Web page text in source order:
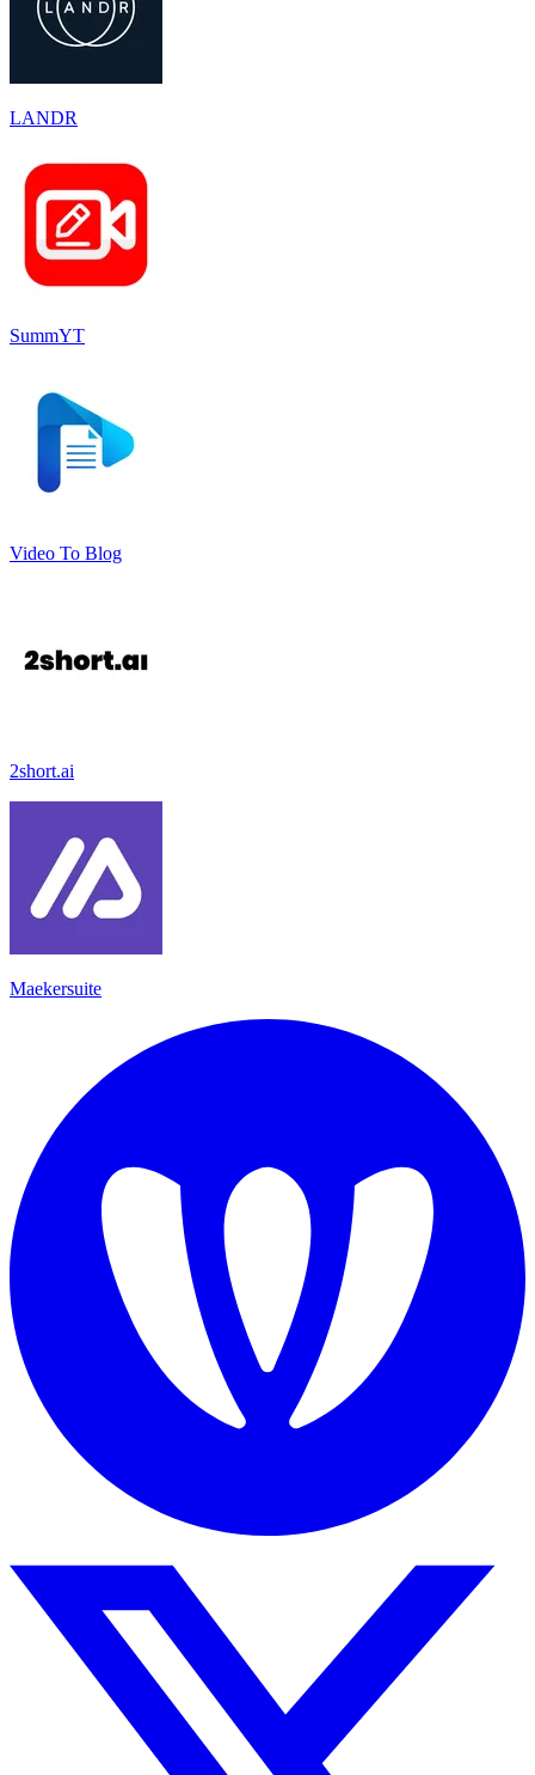
LANDR
SummYT
Video To Blog
2short.ai
Maekersuite